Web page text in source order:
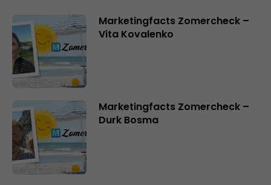
Marketingfacts Zomercheck –
Vita Kovalenko
Marketingfacts Zomercheck –
Durk Bosma